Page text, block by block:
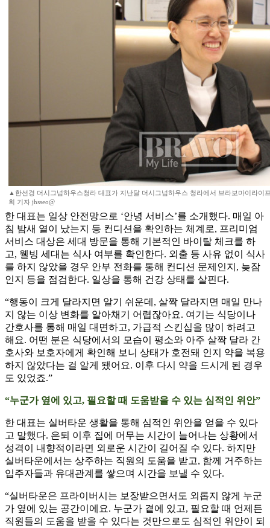
▲한선경 더시그넘하우스청라 대표가 지난달 더시그넘하우스 청라에서 브라보마이라이
희 기자 jhsseo@
한 대표는 일상 안전망으로 ‘안녕 서비스’를 소개했다. 매일 아
침 밤새 열이 났는지 등 컨디션을 확인하는 체계로, 프리미엄
서비스 대상은 세대 방문을 통해 기본적인 바이탈 체크를 하
고, 웰빙 세대는 식사 여부를 확인한다. 외출 등 사유 없이 식사
를 하지 않았을 경우 안부 전화를 통해 컨디션 문제인지, 늦잠
인지 등을 점검한다. 일상을 통해 건강 상태를 살핀다.
“행동이 크게 달라지면 알기 쉬운데, 살짝 달라지면 매일 만나
지 않는 이상 변화를 알아채기 어렵잖아요. 여기는 식당이나
간호사를 통해 매일 대면하고, 가급적 스킨십을 많이 하려고
해요. 어떤 분은 식당에서의 모습이 평소와 아주 살짝 달라 간
호사와 보호자에게 확인해 보니 상태가 호전돼 인지 약을 복용
하지 않았다는 걸 알게 됐어요. 이후 다시 약을 드시게 된 경우
도 있었죠.”
“누군가 옆에 있고, 필요할 때 도움받을 수 있는 심적인 위안”
한 대표는 실버타운 생활을 통해 심적인 위안을 얻을 수 있다
고 말했다. 은퇴 이후 집에 머무는 시간이 늘어나는 상황에서
성격이 내향적이라면 외로운 시간이 길어질 수 있다. 하지만
실버타운에서는 상주하는 직원의 도움을 받고, 함께 거주하는
입주자들과 유대관계를 쌓으며 시간을 보낼 수 있다.
“실버타운은 프라이버시는 보장받으면서도 외롭지 않게 누군
가 옆에 있는 공간이에요. 누군가 곁에 있고, 필요할 때 언제든
직원들의 도움을 받을 수 있다는 것만으로도 심적인 위안이 되